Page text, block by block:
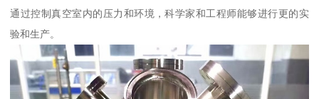
通过控制真空室内的压力和环境，科学家和工程师能够进行更的实
验和生产。